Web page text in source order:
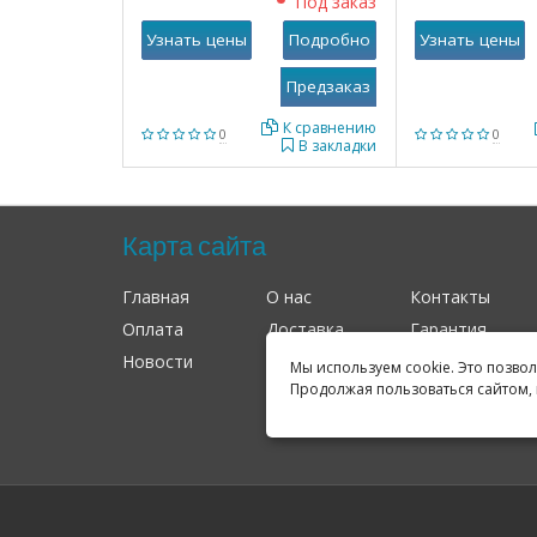
Мы используем cookie. Это
Продолжая пользоваться
0
В закладки
К сравнению
Узнать цены Подробно
0
Узнать цены
Карта сайта
Главная О нас
Контакты
Оплата
Доставка
Гарантия
Новости
Оферта Соглашение